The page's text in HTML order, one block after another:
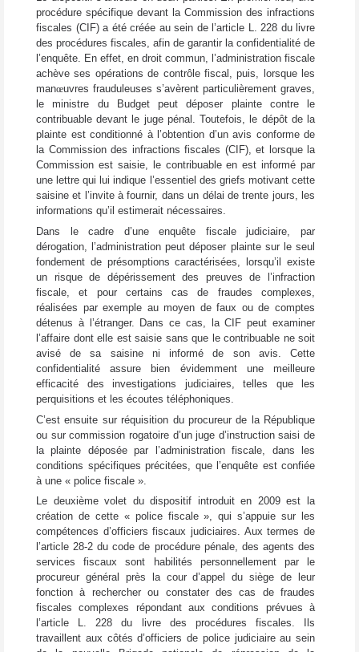
procédure spécifique devant la Commission des infractions
fiscales (CIF) a été créée au sein de l’article L. 228 du livre
des procédures fiscales, afin de garantir la confidentialité de
l’enquête. En effet, en droit commun, l’administration fiscale
achève ses opérations de contrôle fiscal, puis, lorsque les
manœuvres frauduleuses s’avèrent particulièrement graves,
le ministre du Budget peut déposer plainte contre le
contribuable devant le juge pénal. Toutefois, le dépôt de la
plainte est conditionné à l’obtention d’un avis conforme de
la Commission des infractions fiscales (CIF), et lorsque la
Commission est saisie, le contribuable en est informé par
une lettre qui lui indique l’essentiel des griefs motivant cette
saisine et l’invite à fournir, dans un délai de trente jours, les
informations qu’il estimerait nécessaires.
Dans le cadre d’une enquête fiscale judiciaire, par
dérogation, l’administration peut déposer plainte sur le seul
fondement de présomptions caractérisées, lorsqu’il existe
un risque de dépérissement des preuves de l’infraction
fiscale, et pour certains cas de fraudes complexes,
réalisées par exemple au moyen de faux ou de comptes
détenus à l’étranger. Dans ce cas, la CIF peut examiner
l’affaire dont elle est saisie sans que le contribuable ne soit
avisé de sa saisine ni informé de son avis. Cette
confidentialité assure bien évidemment une meilleure
efficacité des investigations judiciaires, telles que les
perquisitions et les écoutes téléphoniques.
C’est ensuite sur réquisition du procureur de la République
ou sur commission rogatoire d’un juge d’instruction saisi de
la plainte déposée par l’administration fiscale, dans les
conditions spécifiques précitées, que l’enquête est confiée
à une « police fiscale ».
Le deuxième volet du dispositif introduit en 2009 est la
création de cette « police fiscale », qui s’appuie sur les
compétences d’officiers fiscaux judiciaires. Aux termes de
l’article 28-2 du code de procédure pénale, des agents des
services fiscaux sont habilités personnellement par le
procureur général près la cour d’appel du siège de leur
fonction à rechercher ou constater des cas de fraudes
fiscales complexes répondant aux conditions prévues à
l’article L. 228 du livre des procédures fiscales. Ils
travaillent aux côtés d’officiers de police judiciaire au sein